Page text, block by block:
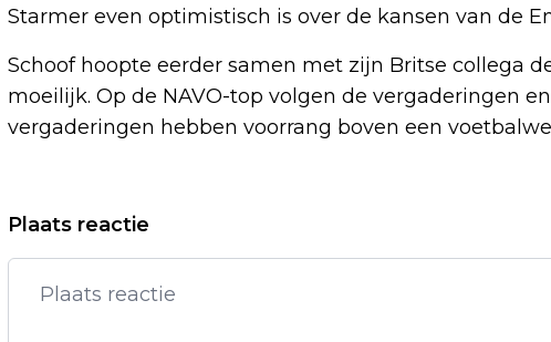
Starmer even optimistisch is over de kansen van de
Schoof hoopte eerder samen met zijn Britse collega
moeilijk. Op de NAVO-top volgen de vergaderingen
vergaderingen hebben voorrang boven een
Vorig artikel
KENIAANSE MARATHONLOPER
CHERONO VOOR ZEVEN JAAR
Plaats reactie